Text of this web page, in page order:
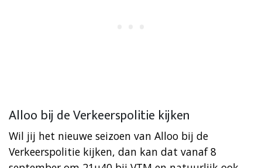
Alloo bij de Verkeerspolitie kijken
Wil jij het nieuwe seizoen van Alloo bij de
Verkeerspolitie kijken, dan kan dat vanaf 8